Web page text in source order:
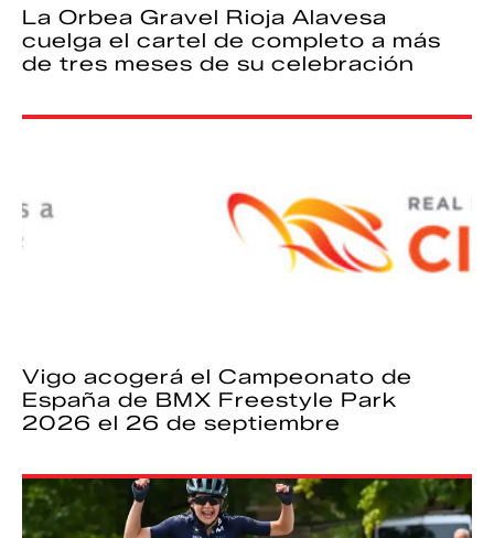
La Orbea Gravel Rioja Alavesa
cuelga el cartel de completo a más
de tres meses de su celebración
Vigo acogerá el Campeonato de
España de BMX Freestyle Park
2026 el 26 de septiembre